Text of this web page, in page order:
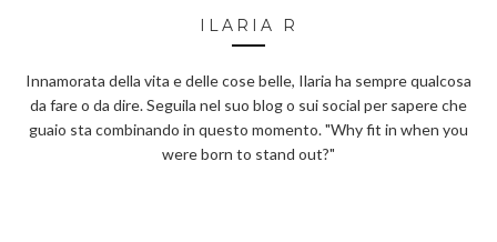
ILARIA R
Innamorata della vita e delle cose belle, Ilaria ha sempre qualcosa
da fare o da dire. Seguila nel suo blog o sui social per sapere che
guaio sta combinando in questo momento. "Why fit in when you
were born to stand out?"